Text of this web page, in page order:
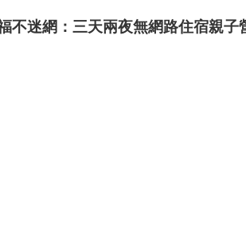
迷網：三天兩夜無網路住宿親